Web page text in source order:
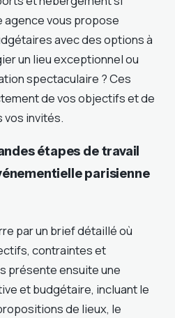
agence vous propose
avec des options à
un lieu exceptionnel ou
spectaculaire ? Ces
de vos objectifs et de
vos invités.
étapes de travail
parisienne
par un brief détaillé où
contraintes et
présente ensuite une
et budgétaire, incluant le
de lieux, le